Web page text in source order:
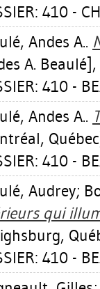
410 -
Andes A..
A.
410 -
Andes A..
410 -
Audrey;
qui
410 -